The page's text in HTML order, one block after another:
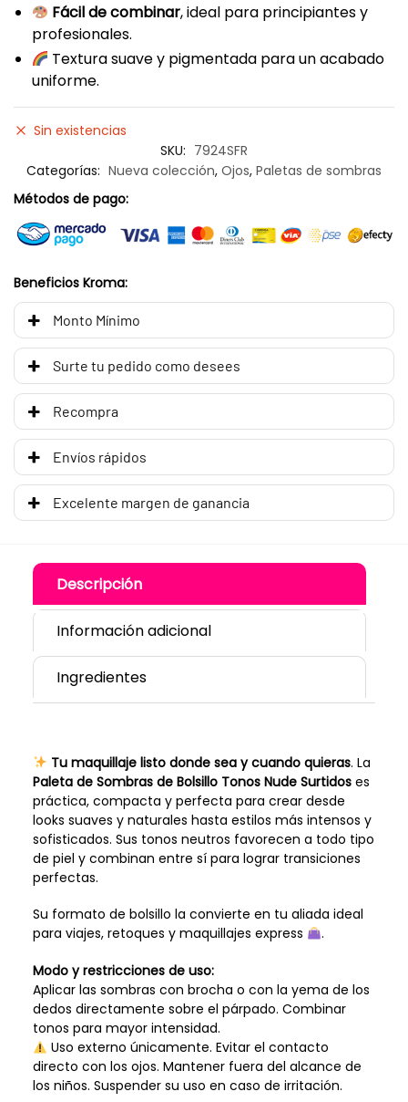
Fácil de combinar, ideal para principiantes y
profesionales.
Textura suave y pigmentada para un acabado
uniforme.
Sin existencias
SKU: 7924SFR
Categorías: Nueva colección, Ojos, Paletas de sombras
Métodos de pago:
Beneficios Kroma:
Monto Mínimo
Surte tu pedido como desees
Recompra
Envíos rápidos
Excelente margen de ganancia
Descripción
Información adicional
Ingredientes
Tu maquillaje listo donde sea y cuando quieras. La
Paleta de Sombras de Bolsillo Tonos Nude Surtidoses
práctica, compacta y perfecta para crear desde
looks suaves y naturales hasta estilos más intensos y
sofisticados. Sus tonos neutros favorecen a todo tipo
de piel y combinan entre sí para lograr transiciones
perfectas.
Su formato de bolsillo la convierte en tu aliada ideal
para viajes, retoques y maquillajes express
.
Modo y restricciones de uso:
Aplicar las sombras con brocha o con la yema de los
dedos directamente sobre el párpado. Combinar
tonos para mayor intensidad.
Uso externo únicamente. Evitar el contacto
directo con los ojos. Mantener fuera del alcance de
los niños. Suspender su uso en caso de irritación.